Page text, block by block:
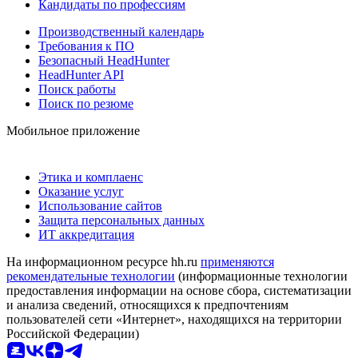
Кандидаты по профессиям
Производственный календарь
Требования к ПО
Безопасный HeadHunter
HeadHunter API
Поиск работы
Поиск по резюме
Мобильное приложение
Этика и комплаенс
Оказание услуг
Использование сайтов
Защита персональных данных
ИТ аккредитация
На информационном ресурсе hh.ru применяются
рекомендательные технологии (информационные технологии
предоставления информации на основе сбора, систематизации
и анализа сведений, относящихся к предпочтениям
пользователей сети «Интернет», находящихся на территории
Российской Федерации)